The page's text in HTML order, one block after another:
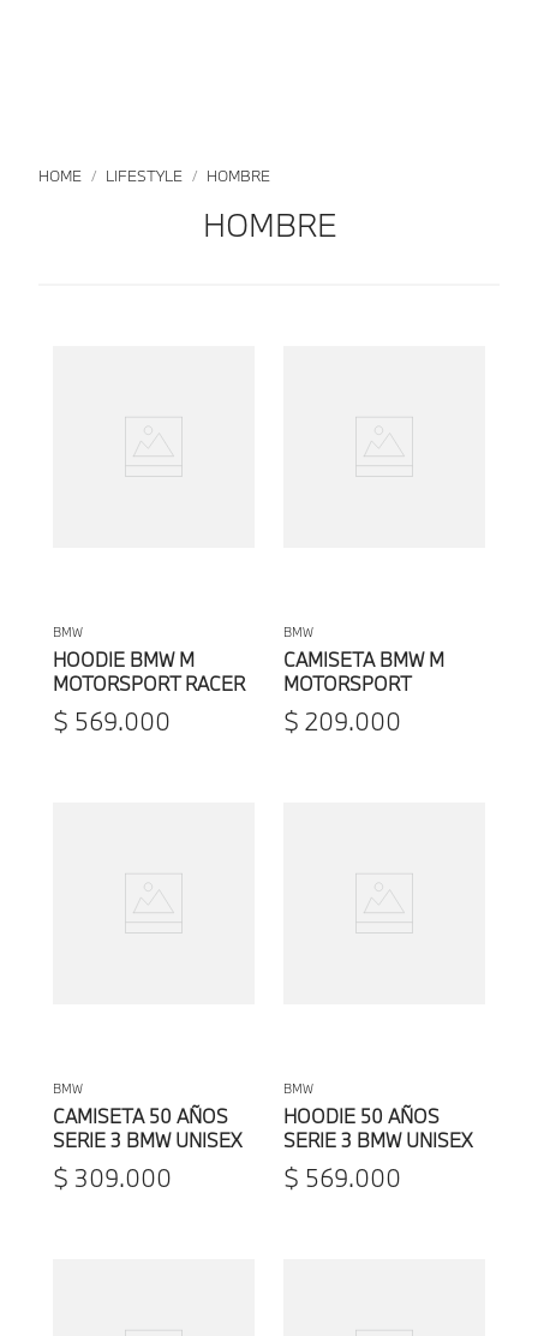
LIFESTYLE HOMBRE
HOMBRE
BMW
HOODIE BMW M
MOTORSPORT RACER
X CAO FEI UNISEX
$ 569.000
BMW
CAMISETA BMW M
MOTORSPORT
HOMBRE
$ 209.000
BMW
CAMISETA 50 AÑOS
SERIE 3 BMW UNISEX
$ 309.000
BMW
HOODIE 50 AÑOS
SERIE 3 BMW UNISEX
$ 569.000